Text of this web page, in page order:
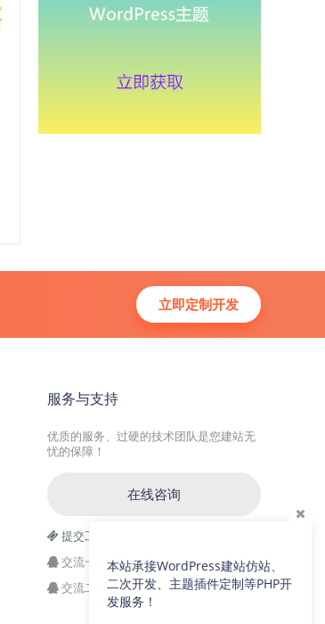
立即定制开发
服务与支持
优质的服务、过硬的技术团队是您建站无
忧的保障！
在线咨询
提交工单
交流一群：104228692(满)
交流二群：64786792
本站承接WordPress建站仿站、
二次开发、主题插件定制等PHP开
发服务！